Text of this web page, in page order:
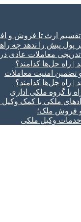
پول پیش را ندهد چه
تدریجی معاملات عادی
امنیت معاملات
با گروه ملکی اداری
ملکی با کمک
فروش ملک؛
وکیل ملکی